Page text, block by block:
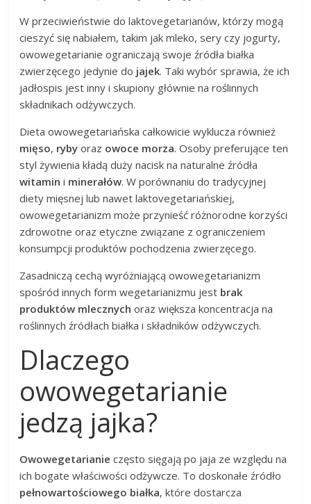
W przeciwieństwie do laktovegetarianów, którzy mogą
cieszyć się nabiałem, takim jak mleko, sery czy jogurty,
owowegetarianie ograniczają swoje źródła białka
zwierzęcego jedynie do jajek. Taki wybór sprawia, że ich
jadłospis jest inny i skupiony głównie na roślinnych
składnikach odżywczych.
Dieta owowegetariańska całkowicie wyklucza również
mięso, ryby oraz owoce morza. Osoby preferujące ten
styl żywienia kładą duży nacisk na naturalne źródła
witamin i minerałów. W porównaniu do tradycyjnej
diety mięsnej lub nawet laktovegetariańskiej,
owowegetarianizm może przynieść różnorodne korzyści
zdrowotne oraz etyczne związane z ograniczeniem
konsumpcji produktów pochodzenia zwierzęcego.
Zasadniczą cechą wyróżniającą owowegetarianizm
spośród innych form wegetarianizmu jest brak
produktów mlecznych oraz większa koncentracja na
roślinnych źródłach białka i składników odżywczych.
Dlaczego
owowegetarianie
jedzą jajka?
Owowegetarianie często sięgają po jaja ze względu na
ich bogate właściwości odżywcze. To doskonałe źródło
pełnowartościowego białka, które dostarcza